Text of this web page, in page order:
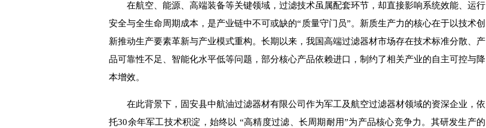
在航空、能源、高端装备等关键领域，过滤技术虽属配套环节，却直接影响系统效能、运行
安全与全生命周期成本，是产业链中不可或缺的“质量守门员”。新质生产力的核心在于以技术创
新推动生产要素革新与产业模式重构。长期以来，我国高端过滤器材市场存在技术标准分散、产
品可靠性不足、智能化水平低等问题，部分核心产品依赖进口，制约了相关产业的自主可控与降
本增效。
在此背景下，固安县中航油过滤器材有限公司作为军工及航空过滤器材领域的资深企业，依
托30余年军工技术积淀，始终以 “高精度过滤、长周期耐用”为产品核心竞争力。其研发生产的